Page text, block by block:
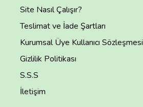
Site Nasıl Çalışır?
Teslimat ve İade Şartları
Kurumsal Üye Kullanıcı Sözleşmesi
Gizlilik Politikası
S.S.S
İletişim